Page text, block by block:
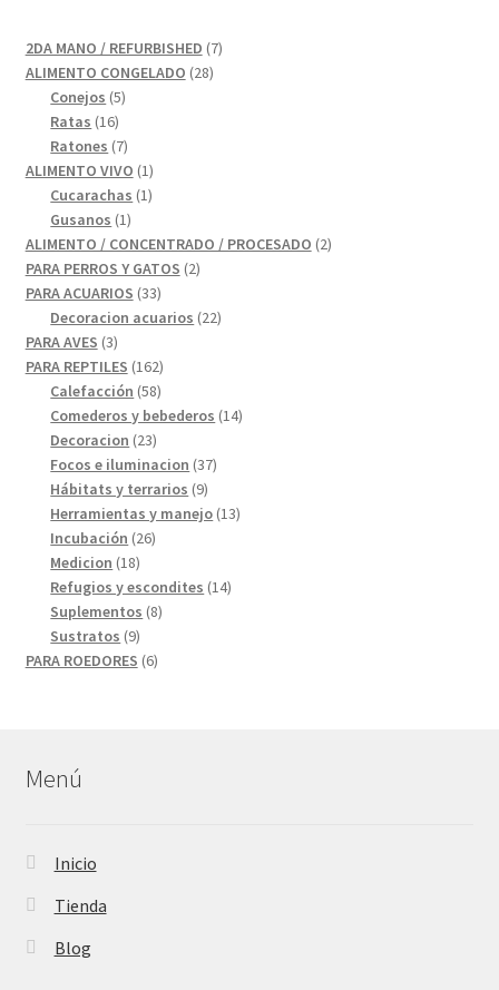
2DA MANO / REFURBISHED 77
ALIMENTO CONGELADO 2828
Conejos 55
Ratas 1616
productos
Ratones 77
productos
ALIMENTO VIVO 11
producto
Cucarachas 11
Gusanos 11
producto
ALIMENTO / CONCENTRADO / PROCESADO 22
PARA PERROS Y GATOS 22
PARA ACUARIOS 3333
productos
Decoracion acuarios 2222
PARA AVES 33
productos
PARA REPTILES 162162
productos
Calefacción 5858
productos
Comederos y bebederos 1414
Decoracion 2323
productos
Focos e iluminacion 3737
Hábitats y terrarios 99
productos
Herramientas y manejo 1313
Incubación 2626
Medicion 1818
productos
Refugios y escondites 1414
Suplementos 88
Sustratos 99
productos
PARA ROEDORES 66
Menú
Inicio
Tienda
Blog